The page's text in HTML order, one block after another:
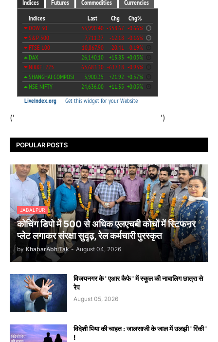
(' ')
POPULAR POSTS
JABALPUR
कोचिंग डिपो में 500 से अधिक एलएचबी कोचों में स्टिफऩर
प्लेट लगाकर संरक्षा सुदृढ़, रेल कर्मचारी पुरस्कृत
by KhabarAbhiTak - August 04, 2026
विजयनगर के ' एआर कैफे ' में स्कूल की नाबालिग छात्रा से
रेप
August 05, 2026
विदेशी पिया की चाहत : जालसाजी के जाल में उलझी ' रिंकी '
!